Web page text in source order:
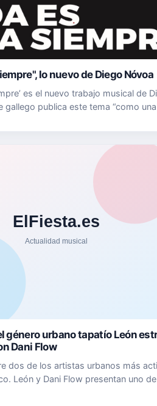
lo nuevo de Diego Nóvoa
es el nuevo trabajo musical de
gallego publica este tema “como
artista tras realizar el Camino …
género urbano tapatío León
Dani Flow
dos de los artistas urbanos más
León y Dani Flow presentan uno